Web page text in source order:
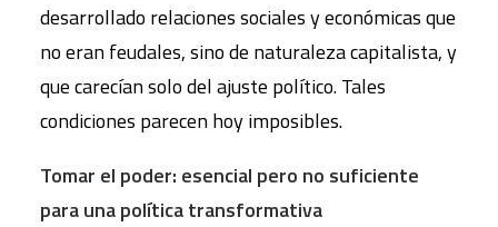
desarrollado relaciones sociales y económicas que
no eran feudales, sino de naturaleza capitalista, y
que carecían solo del ajuste político. Tales
condiciones parecen hoy imposibles.
Tomar el poder: esencial pero no suficiente
para una política transformativa